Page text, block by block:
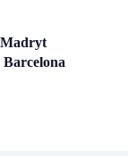
Madryt
Barcelona